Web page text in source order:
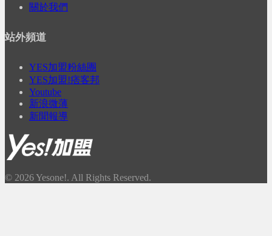
關於我們
站外頻道
YES加盟粉絲團
YES加盟!痞客邦
Youtube
新浪微薄
新聞報導
© 2026 Yesone!. All Rights Reserved.